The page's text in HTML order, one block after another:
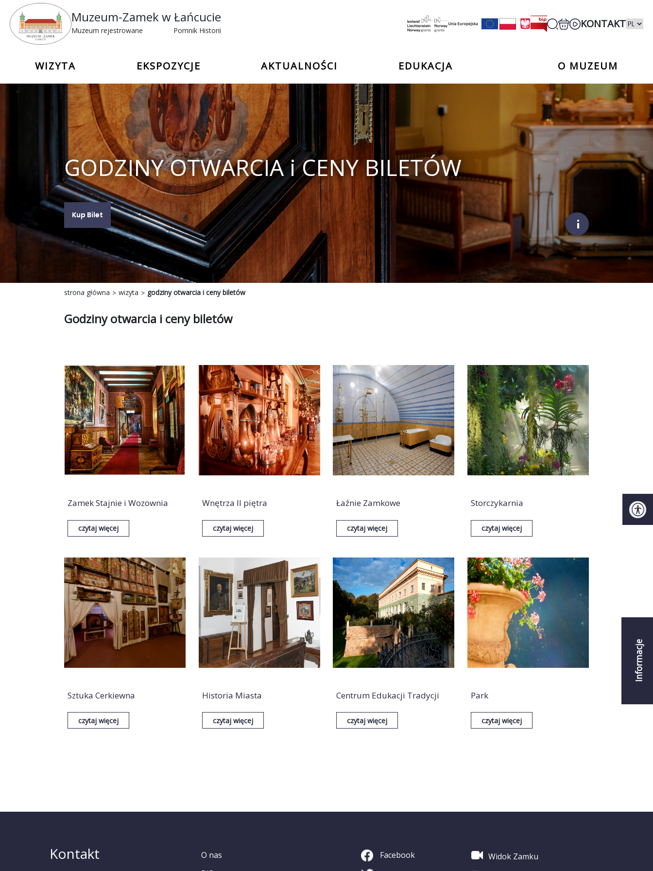
Muzeum-Zamek w Łańcucie
Muzeum rejestrowane Pomnik Historii
KONTAKT
WIZYTA EKSPOZYCJE AKTUALNOŚCI EDUKACJA O MUZEUM
Informacje
GODZINY OTWARCIA i CENY BILETÓW
Kup Bilet
strona główna wizyta godziny otwarcia i ceny biletów
Godziny otwarcia i ceny biletów
Zamek Stajnie i Wozownia
czytaj więcej
Wnętrza II piętra
czytaj więcej
Łaźnie Zamkowe
czytaj więcej
Storczykarnia
czytaj więcej
Sztuka Cerkiewna
czytaj więcej
Historia Miasta
czytaj więcej
Centrum Edukacji Tradycji
czytaj więcej
Park
czytaj więcej
Kontakt
O nas
Facebook
Widok Zamku